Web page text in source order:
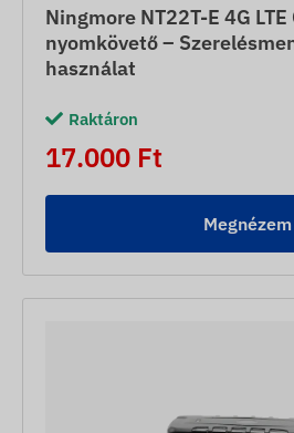
Ningmore NT22T-E 4G
nyomkövető –
használat
Raktáron
17.000 Ft
Megnézem